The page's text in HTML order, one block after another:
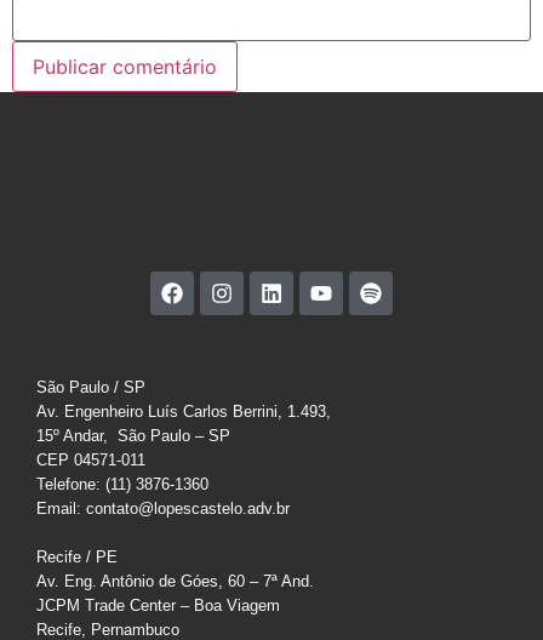
São Paulo / SP
Av. Engenheiro Luís Carlos Berrini, 1.493,
15º Andar, São Paulo – SP
CEP 04571-011
Telefone: (11) 3876-1360
Email: contato@lopescastelo.adv.br
Recife / PE
Av. Eng. Antônio de Góes, 60 – 7ª And.
JCPM Trade Center – Boa Viagem
Recife, Pernambuco